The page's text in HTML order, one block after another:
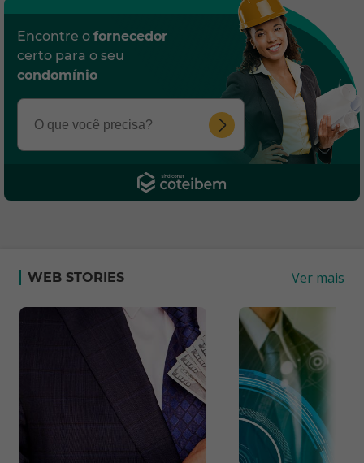
Encontre o fornecedor
certo para o seu
condomínio
WEB STORIES Ver mais